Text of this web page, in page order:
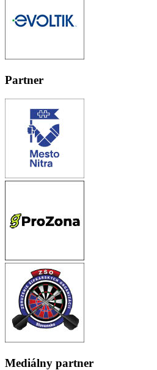
Partner
Mediálny partner